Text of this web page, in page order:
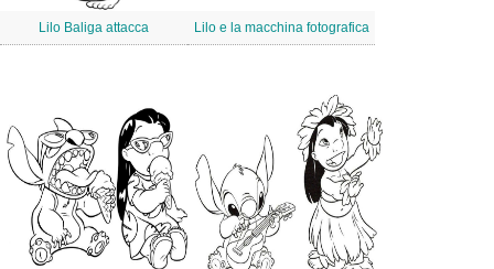
Lilo Baliga attacca Lilo e la macchina fotografica